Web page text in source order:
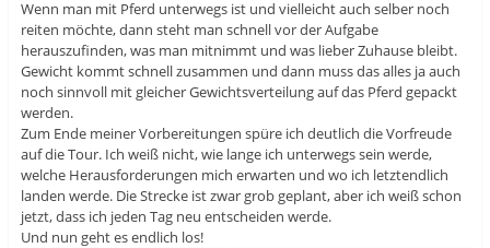
Wenn man mit Pferd unterwegs ist und vielleicht auch selber noch
reiten möchte, dann steht man schnell vor der Aufgabe
herauszufinden, was man mitnimmt und was lieber Zuhause bleibt.
Gewicht kommt schnell zusammen und dann muss das alles ja auch
noch sinnvoll mit gleicher Gewichtsverteilung auf das Pferd gepackt
werden.
Zum Ende meiner Vorbereitungen spüre ich deutlich die Vorfreude
auf die Tour. Ich weiß nicht, wie lange ich unterwegs sein werde,
welche Herausforderungen mich erwarten und wo ich letztendlich
landen werde. Die Strecke ist zwar grob geplant, aber ich weiß schon
jetzt, dass ich jeden Tag neu entscheiden werde.
Und nun geht es endlich los!